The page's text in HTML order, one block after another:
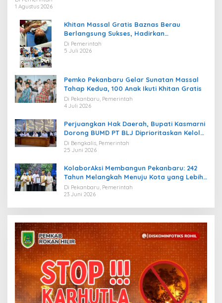
1 Agustus 2026
Khitan Massal Gratis Baznas Berau
Berlangsung Sukses, Hadirkan
Kebahagiaan bagi Puluhan Anak
Di Pemerintah
5 Juli 2026
Pemko Pekanbaru Gelar Sunatan Massal
Tahap Kedua, 100 Anak Ikuti Khitan Gratis
Di Pekanbaru, Pemerintah
4 Juli 2026
Perjuangkan Hak Daerah, Bupati Kasmarni
Dorong BUMD PT BLJ Diprioritaskan Kelola
Migas
Di Bengkalis, Pemerintah
25 Juni 2026
KolaborAksi Membangun Pekanbaru: 242
Tahun Melangkah Menuju Kota yang Lebih
Maju
Di Pekanbaru, Pemerintah
23 Juni 2026